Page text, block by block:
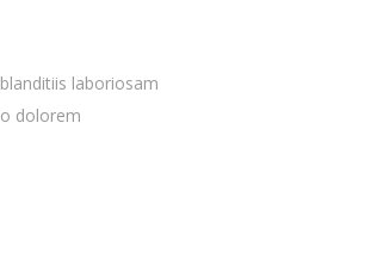
laboriosam
dolorem